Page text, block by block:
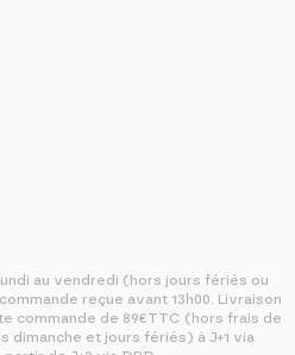
au vendredi (hors jours fériés ou
reçue avant 13h00. Livraison
commande de 89€TTC (hors frais de
dimanche et jours fériés) à J+1 via